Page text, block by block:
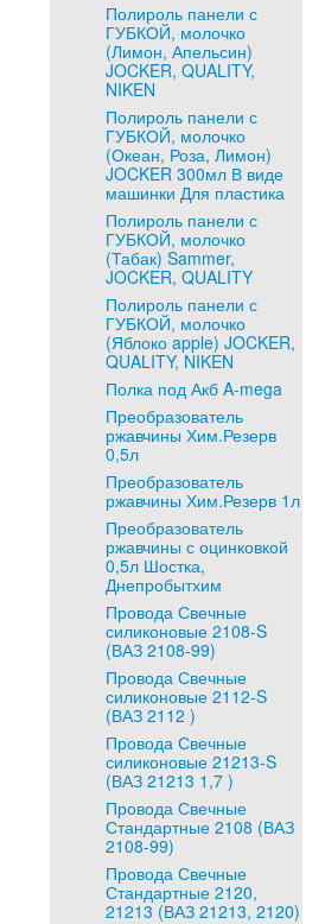
Полироль панели с
ГУБКОЙ, молочко
(Лимон, Апельсин)
JOCKER, QUALITY,
NIKEN
Полироль панели с
ГУБКОЙ, молочко
(Океан, Роза, Лимон)
JOCKER 300мл В виде
машинки Для пластика
Полироль панели с
ГУБКОЙ, молочко
(Табак) Sammer,
JOCKER, QUALITY
Полироль панели с
ГУБКОЙ, молочко
(Яблоко apple) JOCKER,
QUALITY, NIKEN
Полка под Акб A-mega
Преобразователь
ржавчины Хим.Резерв
0,5л
Преобразователь
ржавчины Хим.Резерв 1л
Преобразователь
ржавчины с оцинковкой
0,5л Шостка,
Днепробытхим
Провода Свечные
силиконовые 2108-S
(ВАЗ 2108-99)
Провода Свечные
силиконовые 2112-S
(ВАЗ 2112 )
Провода Свечные
силиконовые 21213-S
(ВАЗ 21213 1,7 )
Провода Свечные
Стандартные 2108 (ВАЗ
2108-99)
Провода Свечные
Стандартные 2120,
21213 (ВАЗ 21213, 2120)